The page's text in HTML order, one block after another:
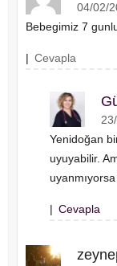
04/02/
Bebegimiz 7
| Cevapla
Yenidoğan
uyuyabilir.
| Cevapla